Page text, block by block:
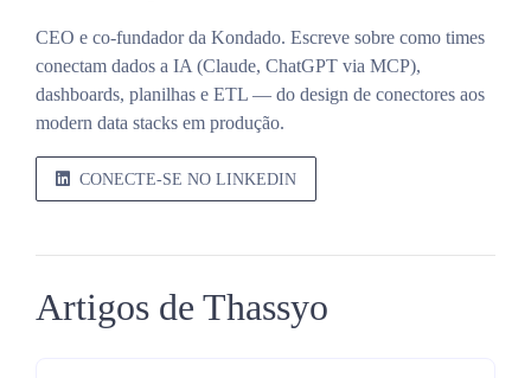
CEO e co-fundador da Kondado. Escreve sobre como times
conectam dados a IA (Claude, ChatGPT via MCP),
dashboards, planilhas e ETL — do design de conectores aos
modern data stacks em produção.
CONECTE-SE NO LINKEDIN
Artigos de Thassyo